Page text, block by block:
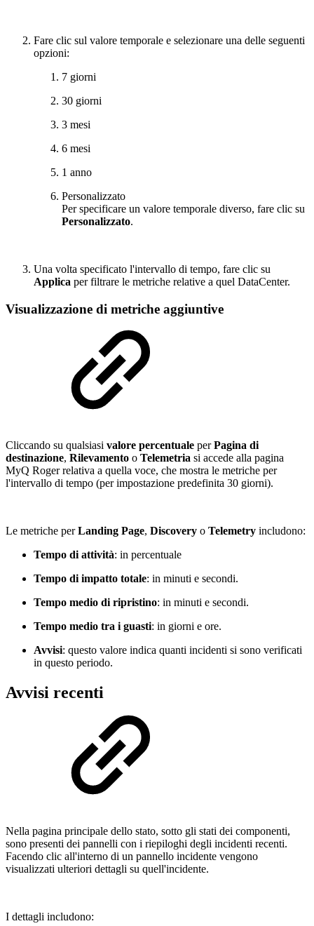
Fare clic sul valore temporale e selezionare una delle seguenti
opzioni:
7 giorni
30 giorni
3 mesi
6 mesi
1 anno
Personalizzato
Per specificare un valore temporale diverso, fare clic su
Personalizzato.
Una volta specificato l'intervallo di tempo, fare clic su
Applica per filtrare le metriche relative a quel DataCenter.
Visualizzazione di metriche aggiuntive
Cliccando su qualsiasi valore percentuale perPagina di
destinazione, Rilevamento o Telemetria si accede alla pagina
MyQ Roger relativa a quella voce, che mostra le metriche per
l'intervallo di tempo (per impostazione predefinita 30 giorni).
Le metriche perLanding Page, Discovery o Telemetry includono:
Tempo di attività: in percentuale
Tempo di impatto totale: in minuti e secondi.
Tempo medio di ripristino: in minuti e secondi.
Tempo medio tra i guasti: in giorni e ore.
Avvisi: questo valore indica quanti incidenti si sono verificati
in questo periodo.
Avvisi recenti
Nella pagina principale dello stato, sotto gli stati dei componenti,
sono presenti dei pannelli con i riepiloghi degli incidenti recenti.
Facendo clic all'interno di un pannello incidente vengono
visualizzati ulteriori dettagli su quell'incidente.
I dettagli includono: